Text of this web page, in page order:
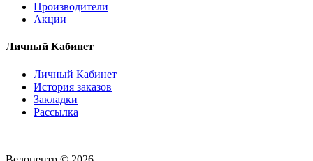
Производители
Акции
Личный Кабинет
Личный Кабинет
История заказов
Закладки
Рассылка